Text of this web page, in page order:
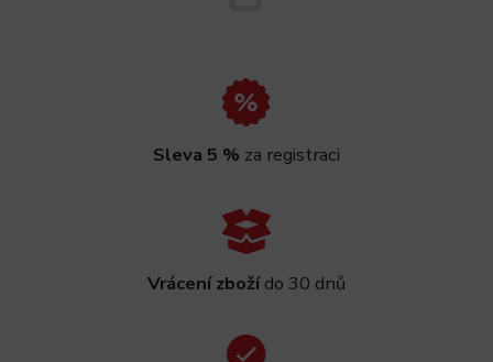
Sleva 5 % za registraci
Vrácení zbožído 30 dnů